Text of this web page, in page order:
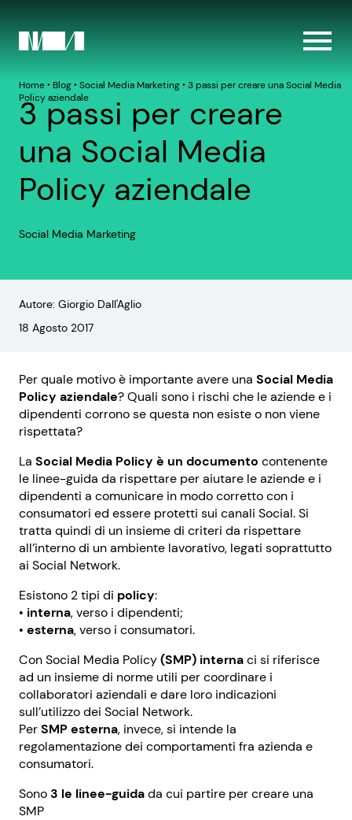
Home‣ Blog‣Social Media Marketing‣3 passi per creare una Social Media
Policy aziendale
3 passi per creare
una Social Media
Policy aziendale
Social Media Marketing
Autore: Giorgio Dall'Aglio
18 Agosto 2017
Per quale motivo è importante avere una Social Media
Policy aziendale? Quali sono i rischi che le aziende e i
dipendenti corrono se questa non esiste o non viene
rispettata?
La Social Media Policy è un documento contenente
le linee-guida da rispettare per aiutare le aziende e i
dipendenti a comunicare in modo corretto con i
consumatori ed essere protetti sui canali Social. Si
tratta quindi di un insieme di criteri da rispettare
all’interno di un ambiente lavorativo, legati soprattutto
ai Social Network.
Esistono 2 tipi di policy:
• interna, verso i dipendenti;
• esterna, verso i consumatori.
Con Social Media Policy(SMP) internaci si riferisce
ad un insieme di norme utili per coordinare i
collaboratori aziendali e dare loro indicazioni
sull’utilizzo dei Social Network.
PerSMP esterna, invece, si intende la
regolamentazione dei comportamenti fra azienda e
consumatori.
Sono3 le linee-guidada cui partire per creare una
SMP